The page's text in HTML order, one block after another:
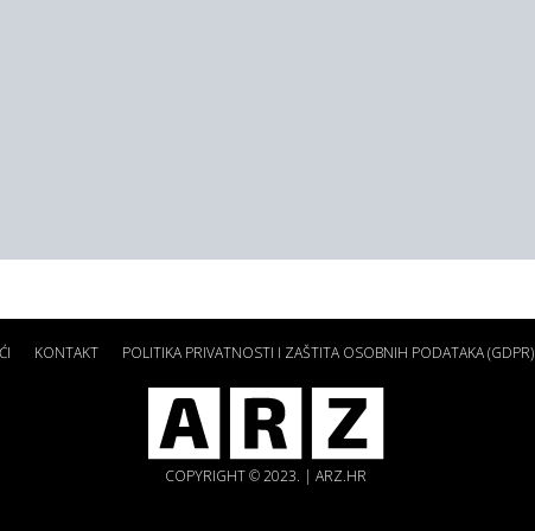
KONTAKT POLITIKA PRIVATNOSTI I ZAŠTITA OSOBNIH PODATAKA (GDPR)
COPYRIGHT © 2023. | ARZ.HR